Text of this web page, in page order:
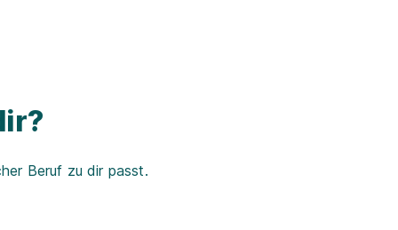
Beruf zu dir passt.